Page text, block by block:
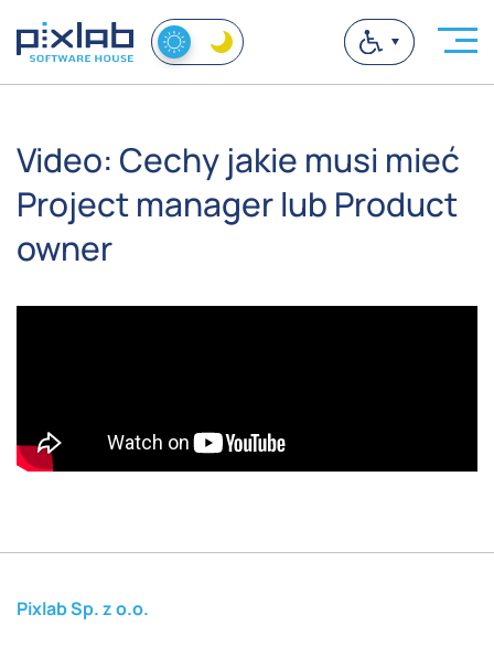
Video: Cechy jakie musi mieć
Project manager lub Product
owner
Pixlab Sp. z o.o.